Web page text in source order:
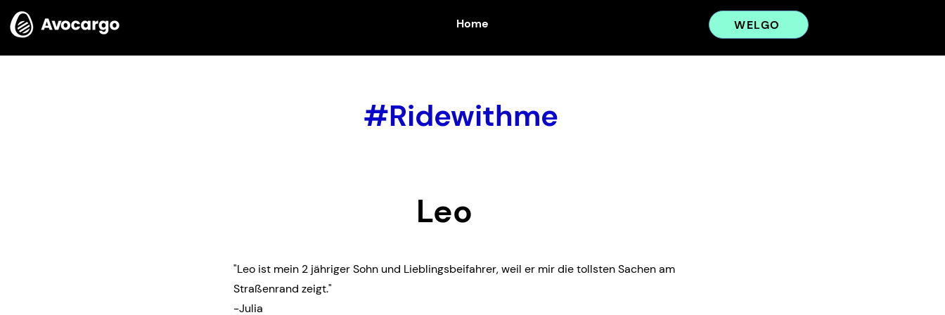
Home WELGO
#Ridewithme
Leo
"Leo ist mein 2 jähriger Sohn und Lieblingsbeifahrer, weil er mir die tollsten Sachen am
Straßenrand zeigt."
-Julia